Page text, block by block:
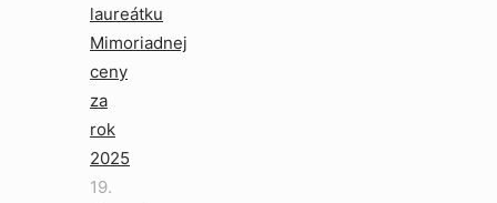
laureátku
Mimoriadnej
ceny
za
rok
2025
19.